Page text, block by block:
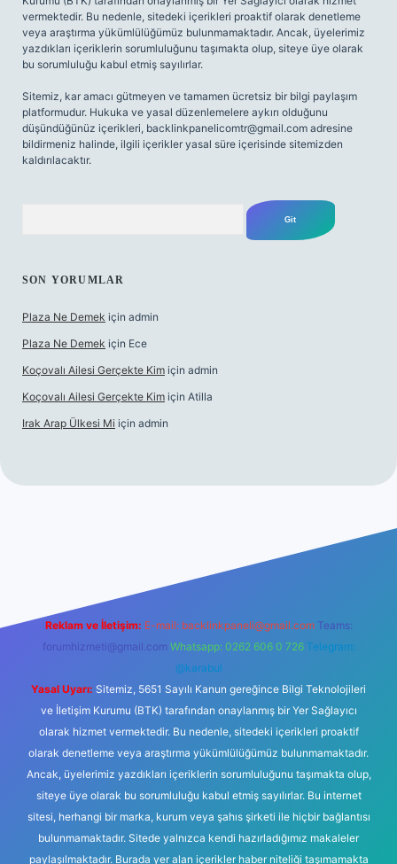
vermektedir. Bu nedenle, sitedeki içerikleri proaktif olarak denetleme
veya araştırma yükümlülüğümüz bulunmamaktadır. Ancak, üyelerimiz
yazdıkları içeriklerin sorumluluğunu taşımakta olup, siteye üye olarak
bu sorumluluğu kabul etmiş sayılırlar.
Sitemiz, kar amacı gütmeyen ve tamamen ücretsiz bir bilgi paylaşım
platformudur. Hukuka ve yasal düzenlemelere aykırı olduğunu
düşündüğünüz içerikleri, backlinkpanelicomtr@gmail.com adresine
bildirmeniz halinde, ilgili içerikler yasal süre içerisinde sitemizden
kaldırılacaktır.
SON YORUMLAR
Plaza Ne Demek için admin
Plaza Ne Demek için Ece
Koçovalı Ailesi Gerçekte Kim için admin
Koçovalı Ailesi Gerçekte Kim için Atilla
Irak Arap Ülkesi Mi için admin
Reklam ve İletişim: E-mail: backlinkpaneli@gmail.com Teams:
forumhizmeti@gmail.com Whatsapp: 0262 606 0 726 Telegram:
@karabul
Yasal Uyarı: Sitemiz, 5651 Sayılı Kanun gereğince Bilgi Teknolojileri
ve İletişim Kurumu (BTK) tarafından onaylanmış bir Yer Sağlayıcı
olarak hizmet vermektedir. Bu nedenle, sitedeki içerikleri proaktif
olarak denetleme veya araştırma yükümlülüğümüz bulunmamaktadır.
Ancak, üyelerimiz yazdıkları içeriklerin sorumluluğunu taşımakta olup,
siteye üye olarak bu sorumluluğu kabul etmiş sayılırlar. Bu internet
sitesi, herhangi bir marka, kurum veya şahıs şirketi ile hiçbir bağlantısı
bulunmamaktadır. Sitede yalnızca kendi hazırladığımız makaleler
paylaşılmaktadır. Burada yer alan içerikler haber niteliği taşımamakta